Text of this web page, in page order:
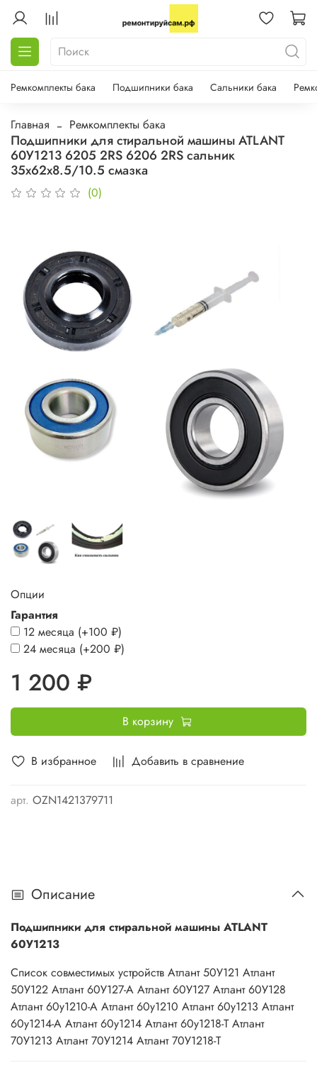
Ремкомплекты бака Подшипники бака Сальники бака
Главная Ремкомплекты бака
Подшипники для стиральной машины ATLANT
60У1213 6205 2RS 6206 2RS сальник
35х62х8.5/10.5 смазка
(0)
В избранное Добавить в сравнение
арт. OZN1421379711
Опции
Гарантия
12 месяца (+100 ₽)
24 месяца (+200 ₽)
1 200 ₽
В корзину
Описание
Подшипники для стиральной машины ATLANT
60У1213
Список совместимых устройств Атлант 50У121 Атлант
50У122 Атлант 60У127-А Атлант 60У127 Атлант 60У128
Атлант 60у1210-А Атлант 60у1210 Атлант 60у1213 Атлант
60у1214-А Атлант 60у1214 Атлант 60у1218-Т Атлант
70У1213 Атлант 70У1214 Атлант 70У1218-Т